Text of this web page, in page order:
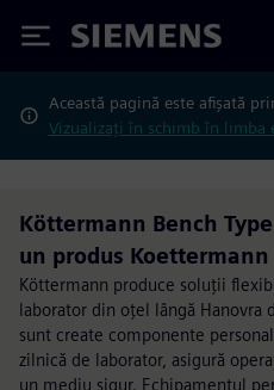
Siemens
Această pagină este afișată
Vizualizați în schimb în limba
Köttermann Bench
un produs Koettermann
Köttermann produce soluții
laborator din oțel lângă Hanovra
sunt create componente
zilnică de laborator, asigură
un mediu sigur. Echipamentul